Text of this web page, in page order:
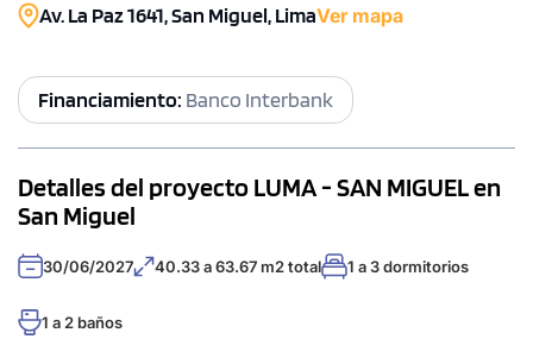
Av. La Paz 1641, San Miguel, LimaVer mapa
Financiamiento: Banco Interbank
Detalles del proyecto LUMA - SAN MIGUEL en
San Miguel
30/06/2027 40.33 a 63.67 m2 total 1 a 3 dormitorios
1 a 2 baños